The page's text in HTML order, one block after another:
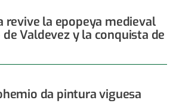
revive la epopeya medieval
Valdevez y la conquista de
da pintura viguesa